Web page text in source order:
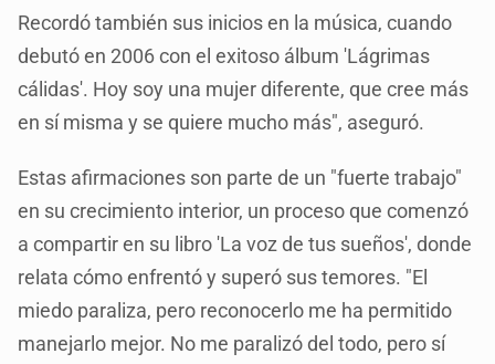
Recordó también sus inicios en la música, cuando
debutó en 2006 con el exitoso álbum 'Lágrimas
cálidas'. Hoy soy una mujer diferente, que cree más
en sí misma y se quiere mucho más", aseguró.
Estas afirmaciones son parte de un "fuerte trabajo"
en su crecimiento interior, un proceso que comenzó
a compartir en su libro 'La voz de tus sueños', donde
relata cómo enfrentó y superó sus temores. "El
miedo paraliza, pero reconocerlo me ha permitido
manejarlo mejor. No me paralizó del todo, pero sí